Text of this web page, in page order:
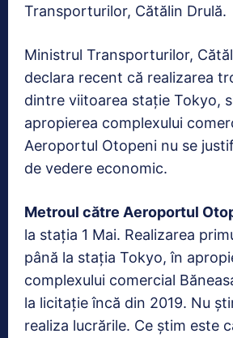
Transporturilor, Cătălin Drulă.
Ministrul Transporturilor,
declara recent că realizarea
dintre viitoarea stație Tokyo,
apropierea complexului
Aeroportul Otopeni nu se
de vedere economic.
Metroul către Aeroportul
la stația 1 Mai. Realizarea
până la stația Tokyo, în
complexului comercial
la licitație încă din 2019. Nu
realiza lucrările. Ce știm este